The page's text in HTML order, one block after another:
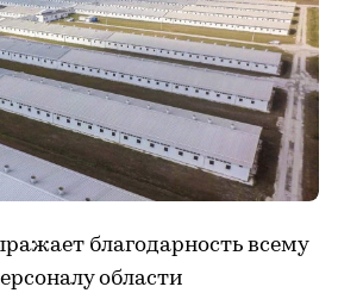
благодарность всему
области